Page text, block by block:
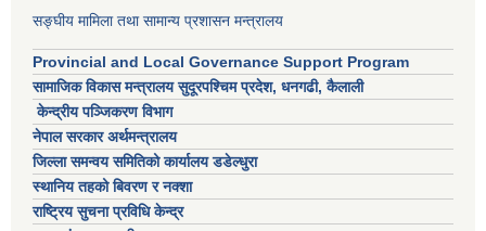
सङ्घीय मामिला तथा सामान्य प्रशासन मन्त्रालय
Provincial and Local Governance Support Program
सामाजिक विकास मन्त्रालय सुदूरपश्चिम प्रदेश, धनगढी, कैलाली
केन्द्रीय पञ्जिकरण विभाग
नेपाल सरकार अर्थमन्त्रालय
जिल्ला समन्वय समितिको कार्यालय डडेल्धुरा
स्थानिय तहको बिवरण र नक्शा
राष्ट्रिय सुचना प्रविधि केन्द्र